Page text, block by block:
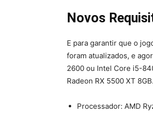
Novos
E para garantir que o
foram atualizados, e
2600 ou Intel Core i5-
Radeon RX 5500 XT 8GB.
Processador: AMD